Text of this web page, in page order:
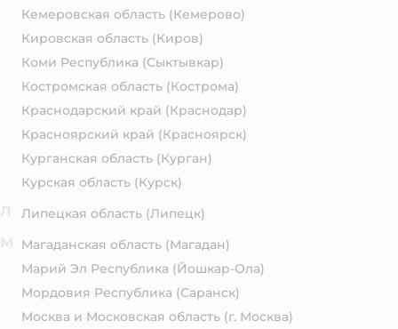
Кемеровская область (Кемерово)
Кировская область (Киров)
Коми Республика (Сыктывкар)
Костромская область (Кострома)
Краснодарский край (Краснодар)
Красноярский край (Красноярск)
Курганская область (Курган)
Курская область (Курск)
Липецкая область (Липецк)
Магаданская область (Магадан)
Марий Эл Республика (Йошкар-Ола)
Мордовия Республика (Саранск)
Москва и Московская область (г. Москва)